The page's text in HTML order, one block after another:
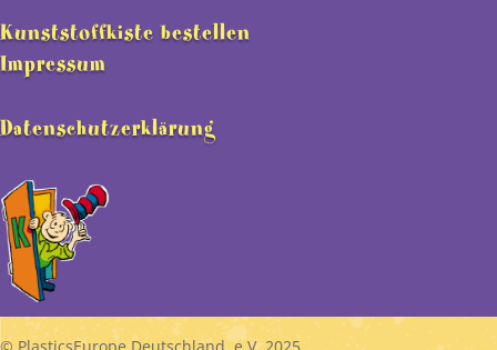
Kunststoffkiste bestellen
Impressum
Datenschutzerklärung